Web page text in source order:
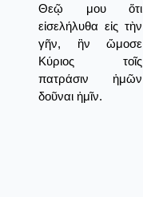
Θεῷ μου ὅτι
εἰσελήλυθα εἰς τὴν
γῆν, ἣν ὤμοσε
Κύριος τοῖς
πατράσιν ἡμῶν
δοῦναι ἡμῖν.